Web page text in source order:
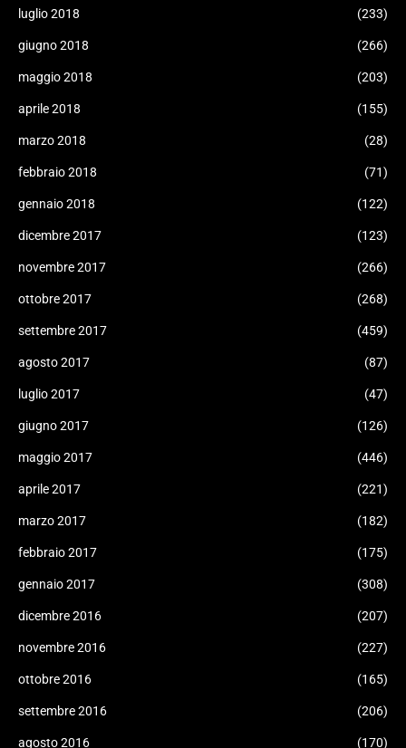
luglio 2018 (233)
giugno 2018 (266)
maggio 2018 (203)
aprile 2018 (155)
marzo 2018 (28)
febbraio 2018 (71)
gennaio 2018 (122)
dicembre 2017 (123)
novembre 2017 (266)
ottobre 2017 (268)
settembre 2017 (459)
agosto 2017 (87)
luglio 2017 (47)
giugno 2017 (126)
maggio 2017 (446)
aprile 2017 (221)
marzo 2017 (182)
febbraio 2017 (175)
gennaio 2017 (308)
dicembre 2016 (207)
novembre 2016 (227)
ottobre 2016 (165)
settembre 2016 (206)
agosto 2016 (170)